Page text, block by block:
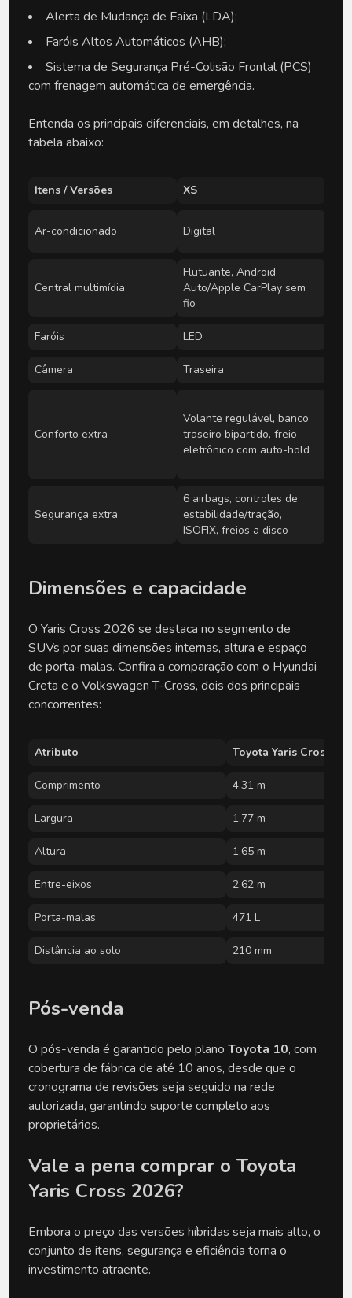
Alerta de Mudança de Faixa (LDA);
Faróis Altos Automáticos (AHB);
Sistema de Segurança Pré-Colisão Frontal (PCS)
com frenagem automática de emergência.
Entenda os principais diferenciais, em detalhes, na
tabela abaixo:
Itens / Versões XS
Ar-condicionado Digital
Central multimídia
Flutuante, Android
Auto/Apple CarPlay sem
fio
Faróis LED
Câmera Traseira
Conforto extra
Volante regulável, banco
traseiro bipartido, freio
eletrônico com auto-hold
Segurança extra
6 airbags, controles de
estabilidade/tração,
ISOFIX, freios a disco
Dimensões e capacidade
O Yaris Cross 2026 se destaca no segmento de
SUVs por suas dimensões internas, altura e espaço
de porta-malas. Confira a comparação com o Hyundai
Creta e o Volkswagen T-Cross, dois dos principais
concorrentes:
Atributo Toyota Yaris Cross
Comprimento 4,31 m
Largura 1,77 m
Altura 1,65 m
Entre-eixos 2,62 m
Porta-malas 471 L
Distância ao solo 210 mm
Pós-venda
O pós-venda é garantido pelo plano Toyota 10, com
cobertura de fábrica de até 10 anos, desde que o
cronograma de revisões seja seguido na rede
autorizada, garantindo suporte completo aos
proprietários.
Vale a pena comprar o Toyota
Yaris Cross 2026?
Embora o preço das versões híbridas seja mais alto, o
conjunto de itens, segurança e eficiência torna o
investimento atraente.